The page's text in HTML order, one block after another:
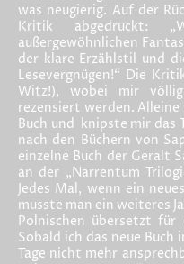
was neugierig. Auf der
Kritik abgedruckt:
außergewöhnlichen
der klare Erzählstil und
Lesevergnügen!“ Die
Witz!), wobei mir
rezensiert werden. Alleine
Buch und knipste mir das
nach den Büchern von
einzelne Buch der Geralt
an der „Narrentum
Jedes Mal, wenn ein
musste man ein weiteres
Polnischen übersetzt für
Sobald ich das neue
Tage nicht mehr